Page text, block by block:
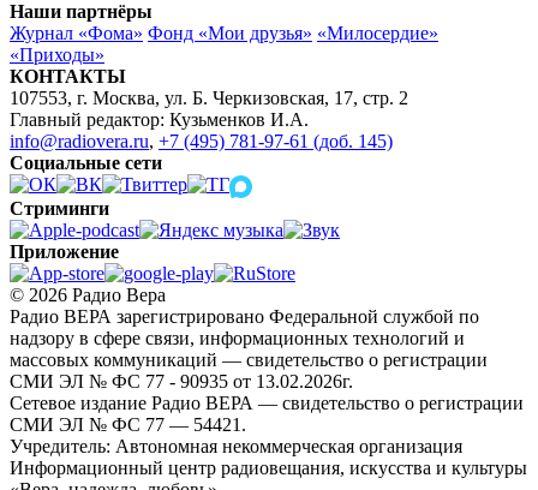
Наши партнёры
Журнал «Фома» Фонд «Мои друзья» «Милосердие»
«Приходы»
КОНТАКТЫ
107553, г. Москва, ул. Б. Черкизовская, 17, стр. 2
Главный редактор: Кузьменков И.А.
info@radiovera.ru, +7 (495) 781-97-61 (доб. 145)
Социальные сети
Стриминги
Приложение
© 2026 Радио Вера
Радио ВЕРА зарегистрировано Федеральной службой по
надзору в сфере связи, информационных технологий и
массовых коммуникаций — свидетельство о регистрации
СМИ ЭЛ № ФС 77 - 90935 от 13.02.2026г.
Сетевое издание Радио ВЕРА — свидетельство о регистрации
СМИ ЭЛ № ФС 77 — 54421.
Учредитель: Автономная некоммерческая организация
Информационный центр радиовещания, искусства и культуры